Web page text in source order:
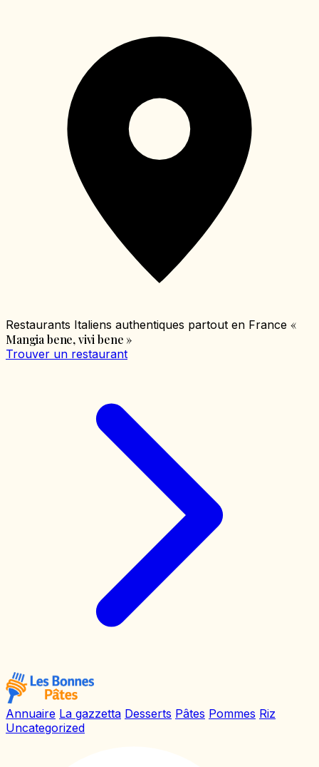
Restaurants Italiens authentiques partout en France «
Mangia bene, vivi bene »
Trouver un restaurant
Annuaire La gazzetta Desserts Pâtes Pommes Riz
Uncategorized